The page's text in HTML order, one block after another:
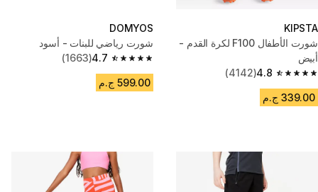
KIPSTA
شورت الأطفال F100 لكرة القدم -
أبيض
4.8
4.8 out of 5 stars from 4142 reviews
(4142)
339.00 ج.م
DOMYOS
شورت رياضي للبنات - أسود
4.7
4.7 out of 5 stars from 1663 reviews
(1663)
599.00 ج.م